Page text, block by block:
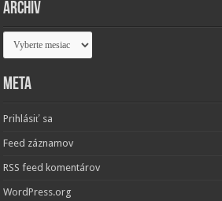
Archív
Archív
Meta
Prihlásiť sa
Feed záznamov
RSS feed komentárov
WordPress.org